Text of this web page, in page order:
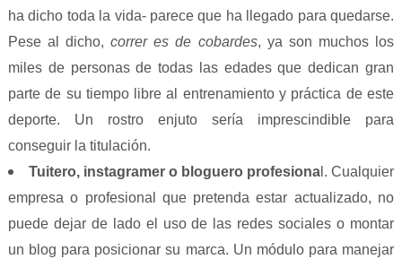
ha dicho toda la vida- parece que ha llegado para quedarse.
Pese al dicho,correr es de cobardes, ya son muchos los
miles de personas de todas las edades que dedican gran
parte de su tiempo libre al entrenamiento y práctica de este
deporte. Un rostro enjuto sería imprescindible para
conseguir la titulación.
Tuitero, instagramer o bloguero profesiona l. Cualquier
empresa o profesional que pretenda estar actualizado, no
puede dejar de lado el uso de las redes sociales o montar
un blog para posicionar su marca. Un módulo para manejar